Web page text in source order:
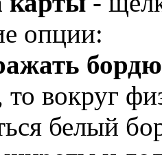
опции:
вокруг
белый